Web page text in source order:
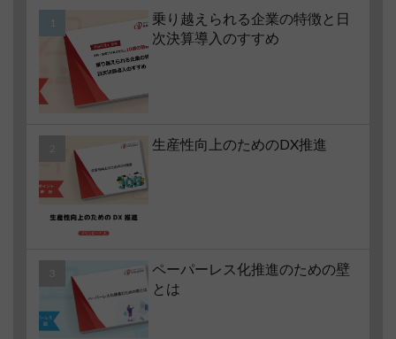
乗り越えられる企業の特徴と日
次決算導入のすすめ
生産性向上のためのDX推進
ペーパーレス化推進のための壁
とは